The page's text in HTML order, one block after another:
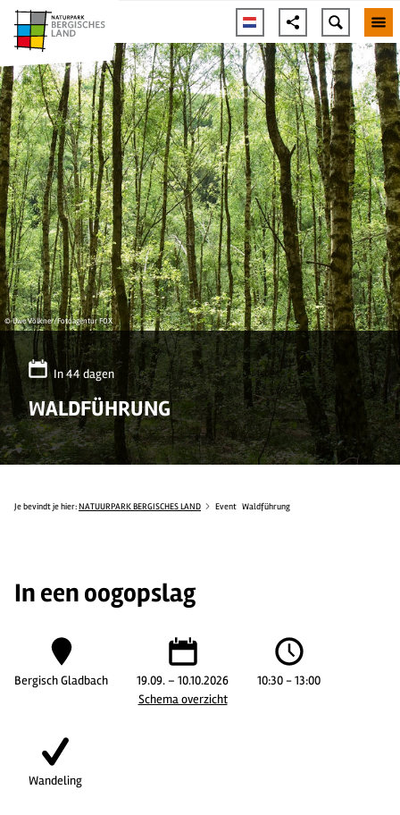
© Uwe Völkner/Fotoagentur FOX
In 44 dagen
WALDFÜHRUNG
Je bevindt je hier: NATUURPARK BERGISCHES LAND Event Waldführung
In een oogopslag
Bergisch Gladbach
19.09. – 10.10.2026
Schema overzicht
10:30 - 13:00
Wandeling